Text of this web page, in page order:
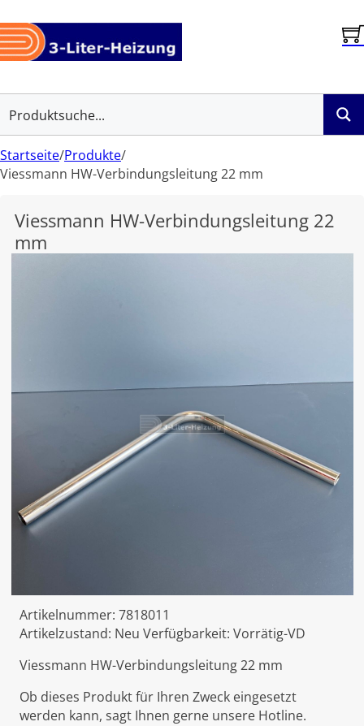
Startseite/Produkte/
Viessmann HW-Verbindungsleitung 22 mm
Viessmann HW-Verbindungsleitung 22
mm
Artikelnummer: 7818011
Artikelzustand: Neu Verfügbarkeit: Vorrätig-VD
Viessmann HW-Verbindungsleitung 22 mm
Ob dieses Produkt für Ihren Zweck eingesetzt
werden kann, sagt Ihnen gerne unsere Hotline.